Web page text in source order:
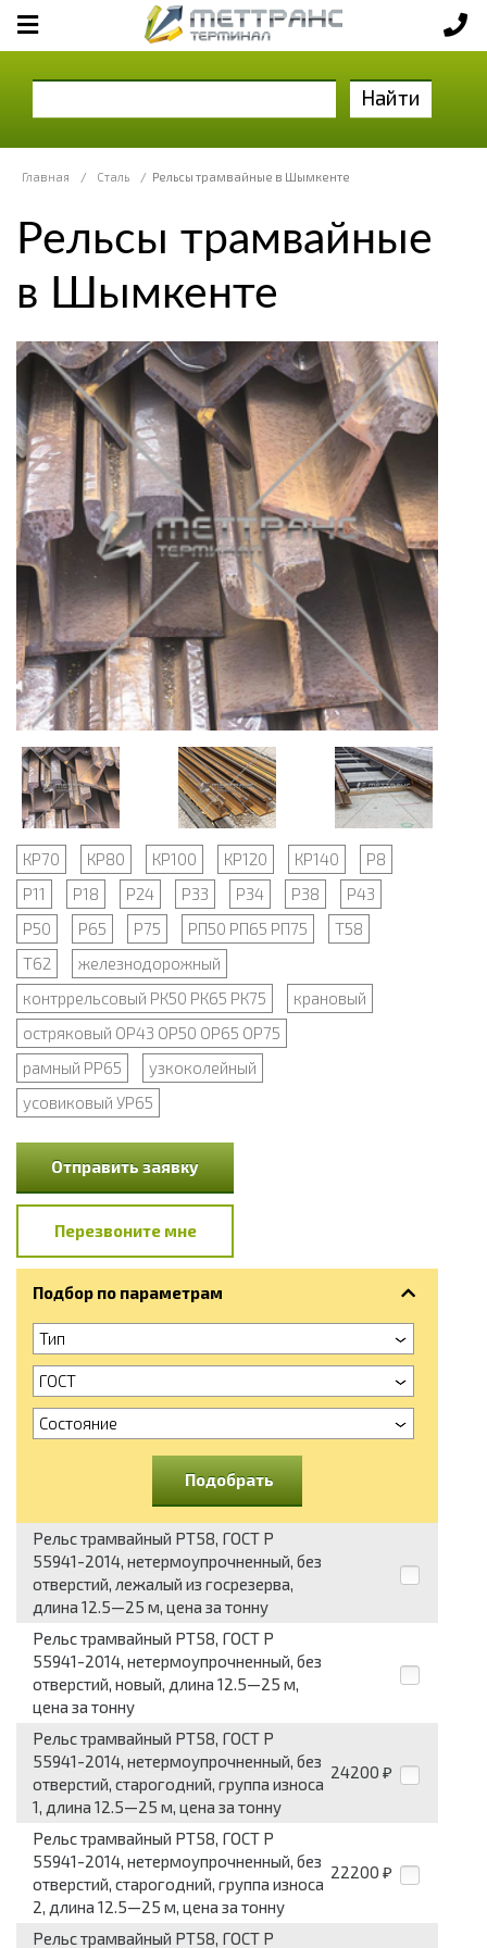
Найти
Главная / Сталь / Рельсы трамвайные в Шымкенте
Рельсы трамвайные
в Шымкенте
КР70 КР80 КР100 КР120 КР140
Р8
Р11
Р18 Р24 Р33 Р34 Р38
Р43
Р50
Р65 Р75 РП50 РП65 РП75
Т58
Т62
железнодорожный
контррельсовый РК50 РК65 РК75
крановый
остряковый ОР43 ОР50 ОР65 ОР75
рамный РР65
узкоколейный
усовиковый УР65
Отправить заявку
Перезвоните мне
Подбор по параметрам
Тип
ГОСТ
Состояние
Подобрать
Рельс трамвайный РТ58, ГОСТ Р
55941-2014, нетермоупрочненный, без
отверстий, лежалый из госрезерва,
длина 12.5—25 м, цена за тонну
Рельс трамвайный РТ58, ГОСТ Р
55941-2014, нетермоупрочненный, без
отверстий, новый, длина 12.5—25 м,
цена за тонну
Рельс трамвайный РТ58, ГОСТ Р
55941-2014, нетермоупрочненный, без
отверстий, старогодний, группа износа
1, длина 12.5—25 м, цена за тонну
24200 ₽
Рельс трамвайный РТ58, ГОСТ Р
55941-2014, нетермоупрочненный, без
отверстий, старогодний, группа износа
2, длина 12.5—25 м, цена за тонну
22200 ₽
Рельс трамвайный РТ58, ГОСТ Р